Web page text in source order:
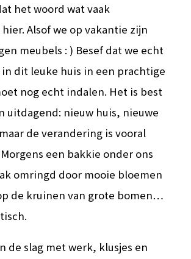
het woord wat vaak
Alsof we op vakantie zijn
meubels : ) Besef dat we echt
dit leuke huis in een prachtige
nog echt indalen. Het is best
uitdagend: nieuw huis, nieuwe
de verandering is vooral
Morgens een bakkie onder ons
omringd door mooie bloemen
de kruinen van grote bomen…
de slag met werk, klusjes en